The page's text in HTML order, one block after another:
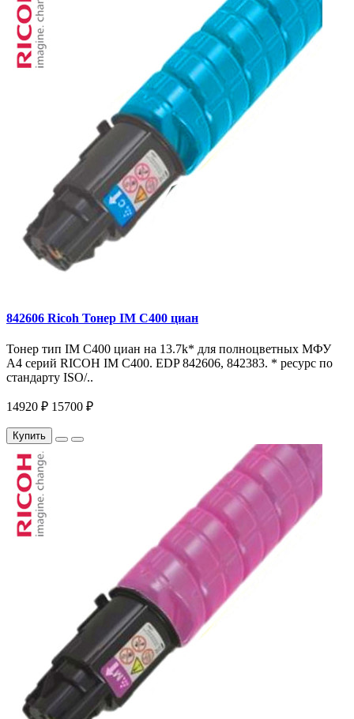
842606 Ricoh Тонер IM C400 циан
Тонер тип IM C400 циан на 13.7k* для полноцветных МФУ
A4 серий RICOH IM С400. EDP 842606, 842383. * ресурс по
стандарту ISO/..
14920 ₽ 15700 ₽
Купить